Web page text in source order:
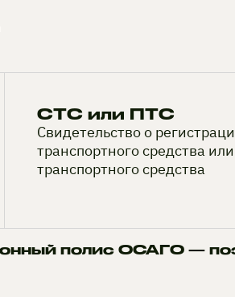
СТС или ПТС
Свидетельство о
транспортного средства
транспортного средства
полис ОСАГО —